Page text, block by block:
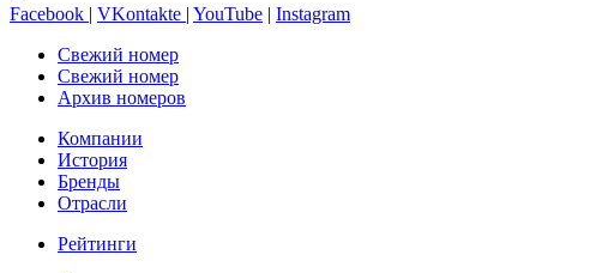
Facebook | VKontakte | YouTube | Instagram
Свежий номер
Свежий номер
Архив номеров
Компании
История
Бренды
Отрасли
Рейтинги